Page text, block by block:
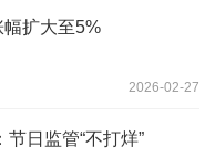
扩大至5%
2026-02-27
日监管“不打烊”